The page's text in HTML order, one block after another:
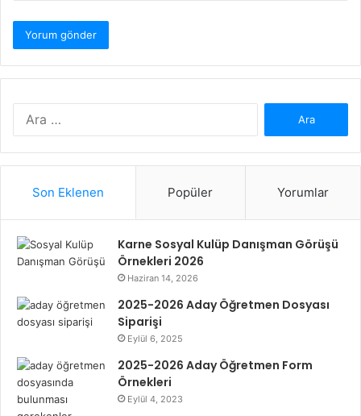
Son Eklenen Popüler Yorumlar
Karne Sosyal Kulüp Danışman Görüşü
Örnekleri 2026
Haziran 14, 2026
2025-2026 Aday Öğretmen Dosyası
Siparişi
Eylül 6, 2025
2025-2026 Aday Öğretmen Form
Örnekleri
Eylül 4, 2023